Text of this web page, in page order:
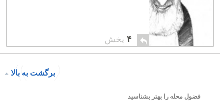
۴ پخش
برگشت به بالا
فضول محله را بهتر بشناسید